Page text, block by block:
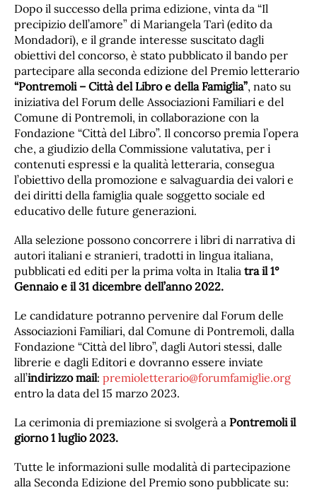
Dopo il successo della prima edizione, vinta da “Il
precipizio dell’amore” di Mariangela Tarì (edito da
Mondadori), e il grande interesse suscitato dagli
obiettivi del concorso, è stato pubblicato il bando per
partecipare alla seconda edizione del Premio letterario
“Pontremoli – Città del Libro e della Famiglia”, nato su
iniziativa del Forum delle Associazioni Familiari e del
Comune di Pontremoli, in collaborazione con la
Fondazione “Città del Libro”. Il concorso premia l’opera
che, a giudizio della Commissione valutativa, per i
contenuti espressi e la qualità letteraria, consegua
l’obiettivo della promozione e salvaguardia dei valori e
dei diritti della famiglia quale soggetto sociale ed
educativo delle future generazioni.
Alla selezione possono concorrere i libri di narrativa di
autori italiani e stranieri, tradotti in lingua italiana,
pubblicati ed editi per la prima volta in Italia tra il 1°
Gennaio e il 31 dicembre dell’anno 2022.
Le candidature potranno pervenire dal Forum delle
Associazioni Familiari, dal Comune di Pontremoli, dalla
Fondazione “Città del libro”, dagli Autori stessi, dalle
librerie e dagli Editori e dovranno essere inviate
all’indirizzo mail: premioletterario@forumfamiglie.org
entro la data del 15 marzo 2023.
La cerimonia di premiazione si svolgerà a Pontremoli il
giorno 1 luglio 2023.
Tutte le informazioni sulle modalità di partecipazione
alla Seconda Edizione del Premio sono pubblicate su: